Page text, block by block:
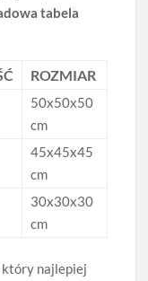
tabela
ROZMIAR
50x50x50
cm
45x45x45
cm
30x30x30
cm
który najlepiej